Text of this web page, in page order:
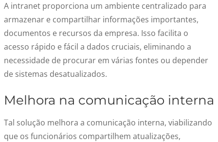
A intranet proporciona um ambiente centralizado para
armazenar e compartilhar informações importantes,
documentos e recursos da empresa. Isso facilita o
acesso rápido e fácil a dados cruciais, eliminando a
necessidade de procurar em várias fontes ou depender
de sistemas desatualizados.
Melhora na comunicação interna
Tal solução melhora a comunicação interna, viabilizando
que os funcionários compartilhem atualizações,